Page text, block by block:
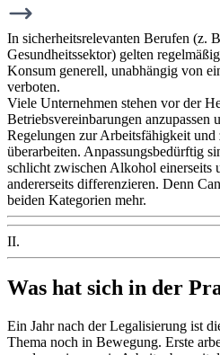
In sicherheitsrelevanten Berufen (z.
Gesundheitssektor) gelten
Konsum generell, unabhängig von
verboten.
Viele Unternehmen stehen vor der
Betriebsvereinbarungen anzupassen
Regelungen zur Arbeitsfähigkeit
überarbeiten. Anpassungsbedürftig
schlicht zwischen Alkohol einerseits
andererseits differenzieren. Denn
beiden Kategorien mehr.
II.
Was hat sich in der
Ein Jahr nach der Legalisierung ist
Thema noch in Bewegung. Erste